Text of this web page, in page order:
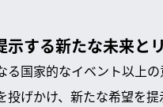
示する新たな未来と
る国家的なイベント以上
げかけ、新たな希望を提